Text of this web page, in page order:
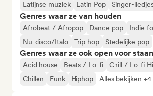
Latijnse muziek Latin Pop Singer-
Genres waar ze van houden
Afrobeat / Afropop Dance pop Indie
Nu-disco/Italo
Trip hop Stedelijke pop
Genres waar ze ook open voor staan
Acid house Beats / Lo-fi
Chill / Lo-fi
Chillen
Funk Hiphop Alles bekijken +4